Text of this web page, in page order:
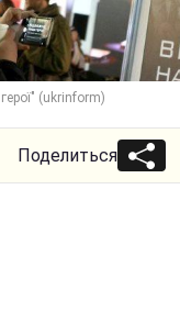
(ukrinform)
Поделиться